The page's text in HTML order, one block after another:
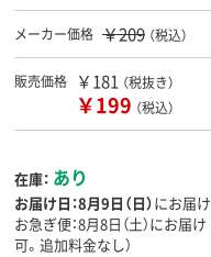
メーカー価格 ￥209 （税込）
販売価格 ￥181 （税抜き）
￥199 （税込）
在庫： あり
お届け日：8月9日（日）にお届け
お急ぎ便：8月8日（土）にお届け
可。追加料金なし）